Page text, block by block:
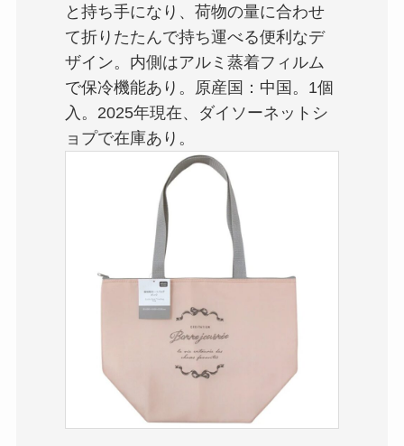
と持ち手になり、荷物の量に合わせ
て折りたたんで持ち運べる便利なデ
ザイン。内側はアルミ蒸着フィルム
で保冷機能あり。原産国：中国。1個
入。2025年現在、ダイソーネットシ
ョプで在庫あり。